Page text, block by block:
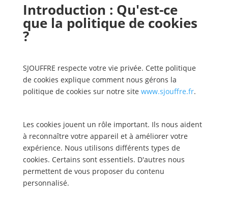
Introduction : Qu'est-ce
que la politique de cookies
?
SJOUFFRE respecte votre vie privée. Cette politique
de cookies explique comment nous gérons la
politique de cookies sur notre site www.sjouffre.fr.
Les cookies jouent un rôle important. Ils nous aident
à reconnaître votre appareil et à améliorer votre
expérience. Nous utilisons différents types de
cookies. Certains sont essentiels. D'autres nous
permettent de vous proposer du contenu
personnalisé.